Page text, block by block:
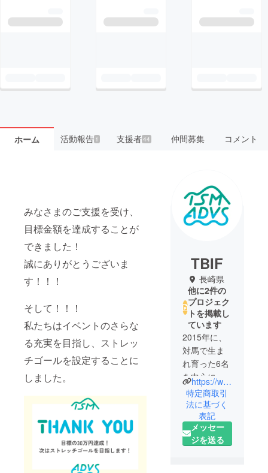
ホーム 活動報告1 支援者44 仲間募集 コメント
みなさまのご支援を受け、
目標金額を達成することが
できました！
誠にありがとうございま
す！！！
そして！！！
私たちはイベントのさらな
る充実を目指し、ストレッ
チゴールを設定することに
しました。
TBIF
長崎県
他に2件の
プロジェク
トを掲載し
ています
2015年に、
対馬で生ま
れ育った6名
を中心にス
タート。
「対馬を
もっとワク
ワクできる
島にした
https://www.instagram.com/tbif_official/
特定商取引
法に基づく
表記
メッセー
ジを送る